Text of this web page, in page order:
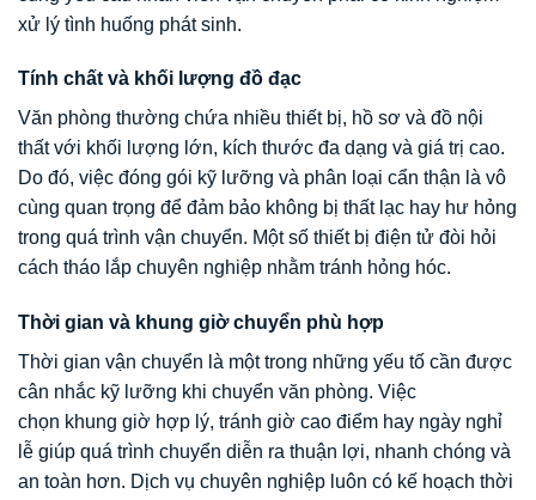
xử lý tình huống phát sinh.
Tính chất và khối lượng đồ đạc
Văn phòng thường chứa nhiều thiết bị, hồ sơ và đồ nội
thất với khối lượng lớn, kích thước đa dạng và giá trị cao.
Do đó, việc đóng gói kỹ lưỡng và phân loại cẩn thận là vô
cùng quan trọng để đảm bảo không bị thất lạc hay hư hỏng
trong quá trình vận chuyển. Một số thiết bị điện tử đòi hỏi
cách tháo lắp chuyên nghiệp nhằm tránh hỏng hóc.
Thời gian và khung giờ chuyển phù hợp
Thời gian vận chuyển là một trong những yếu tố cần được
cân nhắc kỹ lưỡng khi chuyển văn phòng. Việc
chọn khung giờ hợp lý, tránh giờ cao điểm hay ngày nghỉ
lễ giúp quá trình chuyển diễn ra thuận lợi, nhanh chóng và
an toàn hơn. Dịch vụ chuyên nghiệp luôn có kế hoạch thời